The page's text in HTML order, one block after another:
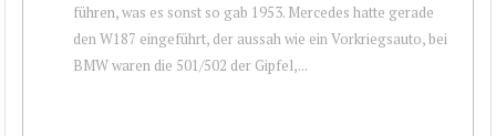
führen, was es sonst so gab 1953. Mercedes hatte gerade
den W187 eingeführt, der aussah wie ein Vorkriegsauto, bei
BMW waren die 501/502 der Gipfel,...